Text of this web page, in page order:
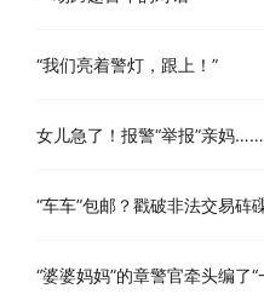
“我们亮着警灯，跟上！”
女儿急了！报警“举报”亲妈……
“车车”包邮？戳破非法交易砗
“婆婆妈妈”的章警官牵头编了“